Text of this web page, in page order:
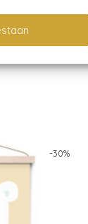
Categorieën:
-30%